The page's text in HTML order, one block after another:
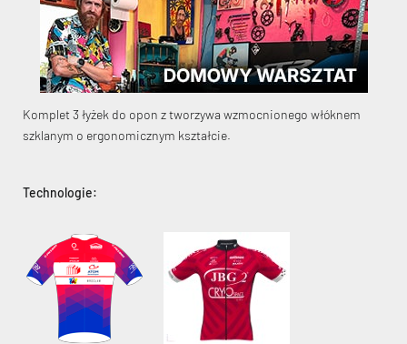
KryptoFlex Key Cable
34,90 zł*
Komplet 3 łyżek do opon z tworzywa wzmocnionego włóknem
szklanym o ergonomicznym kształcie.
Technologie: